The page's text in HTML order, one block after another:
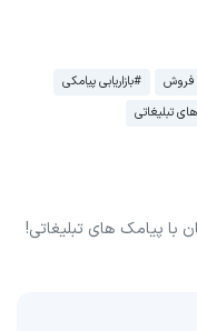
فروش
#بازاریابی پیامکی
تبلیغاتی